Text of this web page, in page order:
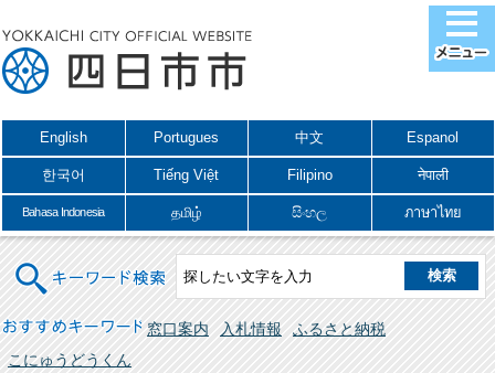
English Portugues 中文 Espanol
한국어 Tiếng Việt Filipino नेपाली
Bahasa Indonesia தமிழ் සිංහල ภาษาไทย
キーワード検索
おすすめキーワード 窓口案内 入札情報
ふるさと納税
こにゅうどうくん